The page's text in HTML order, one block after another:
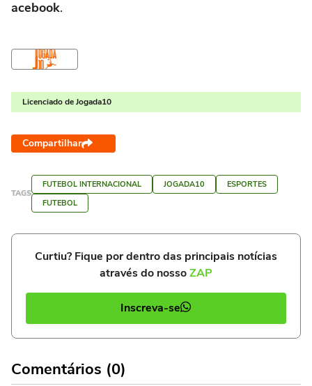
acebook.
Licenciado de Jogada10
Compartilhar
TAGS
FUTEBOL INTERNACIONAL JOGADA10
ESPORTES
FUTEBOL
Curtiu? Fique por dentro das principais notícias
através do nossoZAP
Inscreva-se
Comentários (0)